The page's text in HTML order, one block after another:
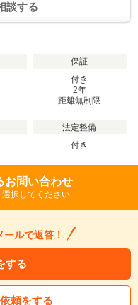
談する
保証
付き
2年
距離無制限
法定整備
付き
お問い合わせ
択してください
ルで返答！
する
頼をする